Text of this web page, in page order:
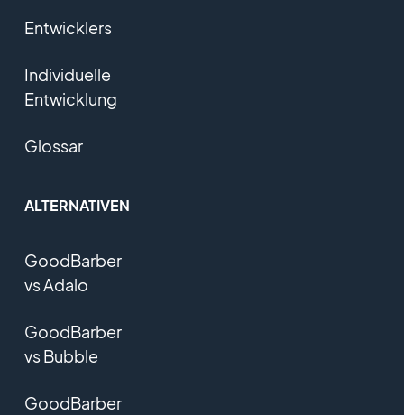
Entwicklers
Individuelle
Entwicklung
Glossar
ALTERNATIVEN
GoodBarber
vs Adalo
GoodBarber
vs Bubble
GoodBarber